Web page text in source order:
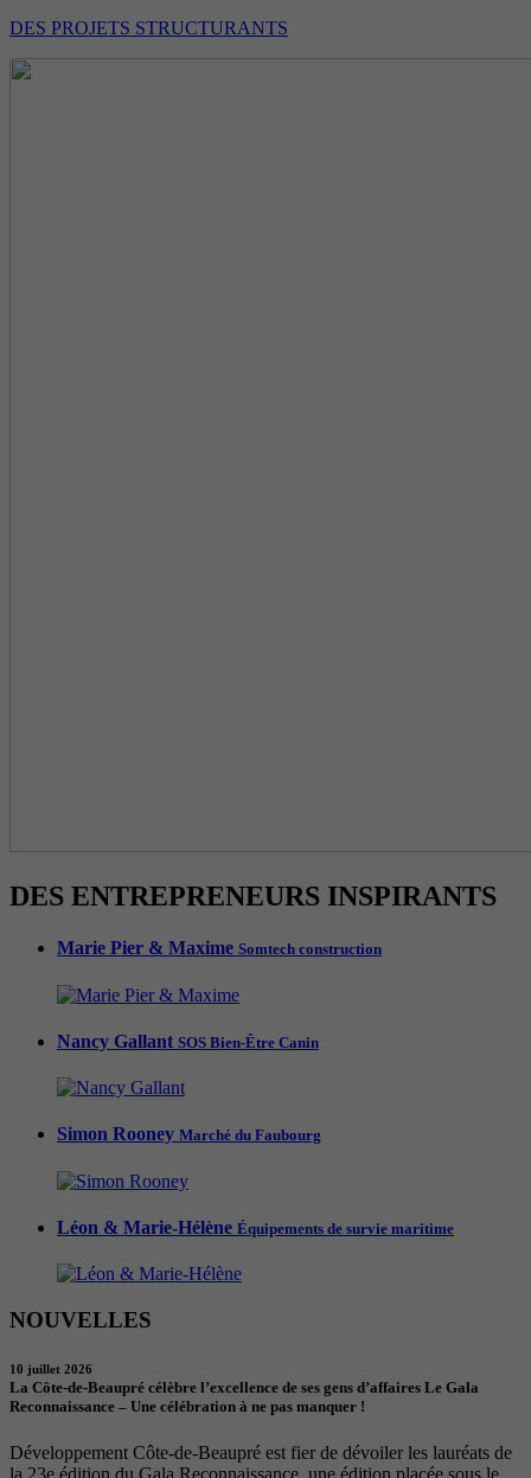
DES PROJETS STRUCTURANTS
DES ENTREPRENEURS INSPIRANTS
Marie Pier & Maxime Somtech construction
Nancy Gallant SOS Bien-Être Canin
Simon Rooney Marché du Faubourg
Léon & Marie-Hélène Équipements de survie maritime
NOUVELLES
10 juillet 2026
La Côte-de-Beaupré célèbre l’excellence de ses gens d’affaires Le Gala
Reconnaissance – Une célébration à ne pas manquer !
Développement Côte-de-Beaupré est fier de dévoiler les lauréats de